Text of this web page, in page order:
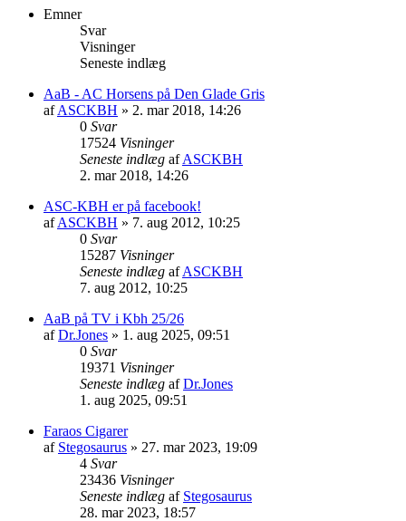
Emner
Svar
Visninger
Seneste indlæg
AaB - AC Horsens på Den Glade Gris
afASCKBH » 2. mar 2018, 14:26
0 Svar
17524 Visninger
Seneste indlæg afASCKBH
2. mar 2018, 14:26
ASC-KBH er på facebook!
afASCKBH » 7. aug 2012, 10:25
0 Svar
15287 Visninger
Seneste indlæg afASCKBH
7. aug 2012, 10:25
AaB på TV i Kbh 25/26
afDr.Jones » 1. aug 2025, 09:51
0 Svar
19371 Visninger
Seneste indlæg afDr.Jones
1. aug 2025, 09:51
Faraos Cigarer
af Stegosaurus » 27. mar 2023, 19:09
4 Svar
23436 Visninger
Seneste indlæg af Stegosaurus
28. mar 2023, 18:57